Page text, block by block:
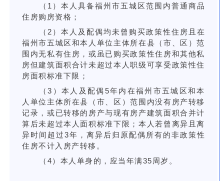
（1）本人具备福州市五城区范围内普通商品
住房购房资格；
（2）本人及配偶均未曾购买政策性住房且在
福州市五城区和本人单位主体所在县（市、区）范
围内无私有住房，或虽已购买政策性住房和其他私
房但建筑面积合计未超过本人职级可享受政策性住
房面积标准下限；
（3）本人及配偶5年内在福州市五城区和本
人单位主体所在县（市、区）范围内没有房产转移
记录，或已转移的房产与现有房产建筑面积合并计
算后未超过本人面积标准下限；本人若曾离异且离
异时间超过3年，离异后归原配偶所有的非政策性
住房不计入房产转移。
（4）本人单身的，应当年满35周岁。